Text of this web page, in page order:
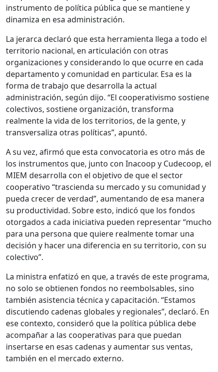
instrumento de política pública que se mantiene y
dinamiza en esa administración.
La jerarca declaró que esta herramienta llega a todo el
territorio nacional, en articulación con otras
organizaciones y considerando lo que ocurre en cada
departamento y comunidad en particular. Esa es la
forma de trabajo que desarrolla la actual
administración, según dijo. “El cooperativismo sostiene
colectivos, sostiene organización, transforma
realmente la vida de los territorios, de la gente, y
transversaliza otras políticas”, apuntó.
A su vez, afirmó que esta convocatoria es otro más de
los instrumentos que, junto con Inacoop y Cudecoop, el
MIEM desarrolla con el objetivo de que el sector
cooperativo “trascienda su mercado y su comunidad y
pueda crecer de verdad”, aumentando de esa manera
su productividad. Sobre esto, indicó que los fondos
otorgados a cada iniciativa pueden representar “mucho
para una persona que quiere realmente tomar una
decisión y hacer una diferencia en su territorio, con su
colectivo”.
La ministra enfatizó en que, a través de este programa,
no solo se obtienen fondos no reembolsables, sino
también asistencia técnica y capacitación. “Estamos
discutiendo cadenas globales y regionales”, declaró. En
ese contexto, consideró que la política pública debe
acompañar a las cooperativas para que puedan
insertarse en esas cadenas y aumentar sus ventas,
también en el mercado externo.